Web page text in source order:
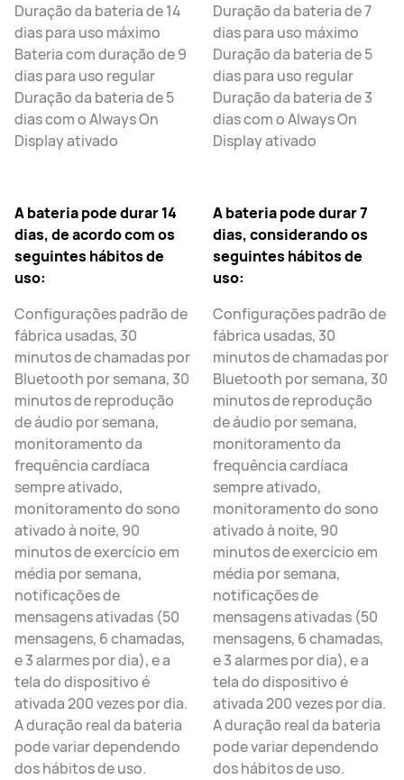
Duração da bateria de 14
dias para uso máximo
Bateria com duração de 9
dias para uso regular
Duração da bateria de 5
dias com o Always On
Display ativado
A bateria pode durar 14
dias, de acordo com os
seguintes hábitos de
uso:
Configurações padrão de
fábrica usadas, 30
minutos de chamadas por
Bluetooth por semana, 30
minutos de reprodução
de áudio por semana,
monitoramento da
frequência cardíaca
sempre ativado,
monitoramento do sono
ativado à noite, 90
minutos de exercício em
média por semana,
notificações de
mensagens ativadas (50
mensagens, 6 chamadas,
e 3 alarmes por dia), e a
tela do dispositivo é
ativada 200 vezes por dia.
A duração real da bateria
pode variar dependendo
dos hábitos de uso.
Duração da bateria de 7
dias para uso máximo
Duração da bateria de 5
dias para uso regular
Duração da bateria de 3
dias com o Always On
Display ativado
A bateria pode durar 7
dias, considerando os
seguintes hábitos de
uso:
Configurações padrão de
fábrica usadas, 30
minutos de chamadas por
Bluetooth por semana, 30
minutos de reprodução
de áudio por semana,
monitoramento da
frequência cardíaca
sempre ativado,
monitoramento do sono
ativado à noite, 90
minutos de exercício em
média por semana,
notificações de
mensagens ativadas (50
mensagens, 6 chamadas,
e 3 alarmes por dia), e a
tela do dispositivo é
ativada 200 vezes por dia.
A duração real da bateria
pode variar dependendo
dos hábitos de uso.